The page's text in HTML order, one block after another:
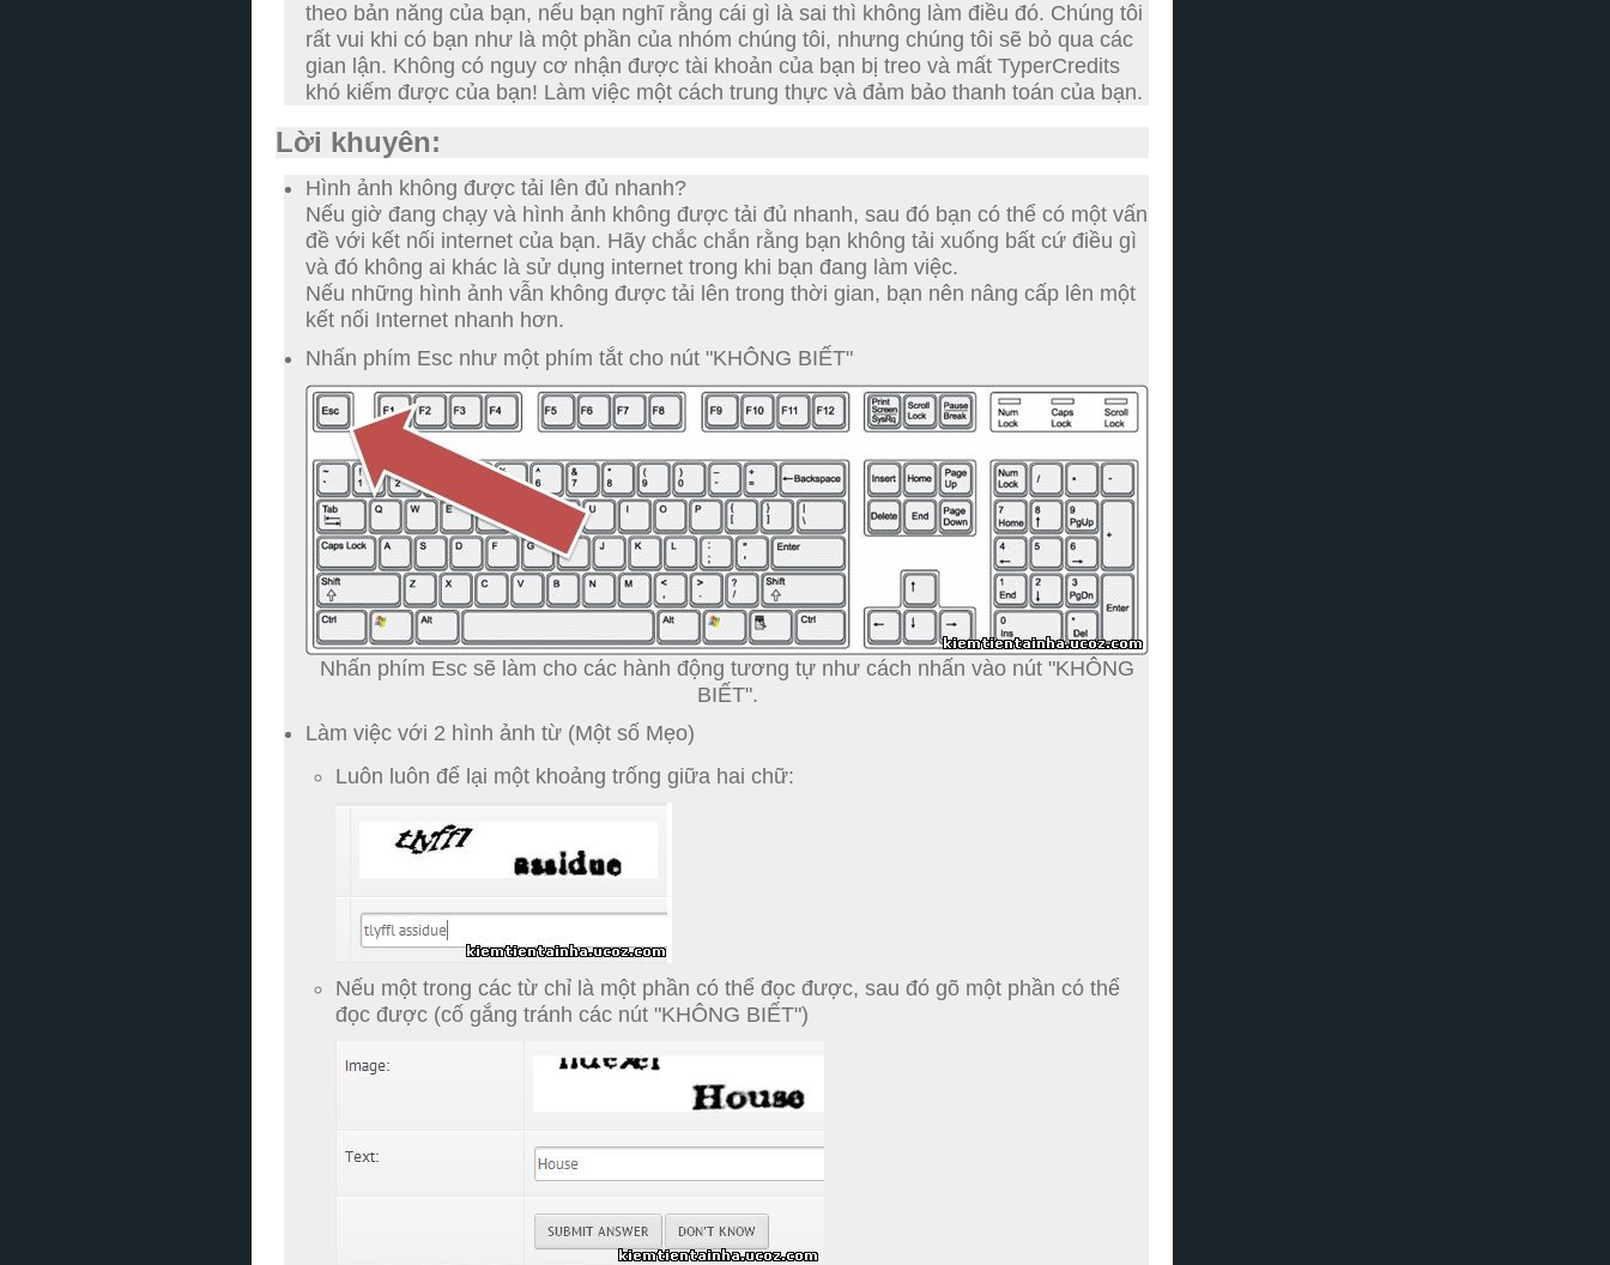
theo bản năng của bạn, nếu bạn nghĩ rằng cái gì là sai thì không làm điều đó. Chúng tôi
rất vui khi có bạn như là một phần của nhóm chúng tôi, nhưng chúng tôi sẽ bỏ qua các
gian lận. Không có nguy cơ nhận được tài khoản của bạn bị treo và mất TyperCredits
khó kiếm được của bạn! Làm việc một cách trung thực và đảm bảo thanh toán của bạn.
Lời khuyên:
Hình ảnh không được tải lên đủ nhanh?
Nếu giờ đang chạy và hình ảnh không được tải đủ nhanh, sau đó bạn có thể có một vấn
đề với kết nối internet của bạn. Hãy chắc chắn rằng bạn không tải xuống bất cứ điều gì
và đó không ai khác là sử dụng internet trong khi bạn đang làm việc.
Nếu những hình ảnh vẫn không được tải lên trong thời gian, bạn nên nâng cấp lên một
kết nối Internet nhanh hơn.
Nhấn phím Esc như một phím tắt cho nút "KHÔNG BIẾT"
Nhấn phím Esc sẽ làm cho các hành động tương tự như cách nhấn vào nút "KHÔNG
BIẾT".
Làm việc với 2 hình ảnh từ (Một số Mẹo)
Luôn luôn để lại một khoảng trống giữa hai chữ:
Nếu một trong các từ chỉ là một phần có thể đọc được, sau đó gõ một phần có thể
đọc được (cố gắng tránh các nút "KHÔNG BIẾT")